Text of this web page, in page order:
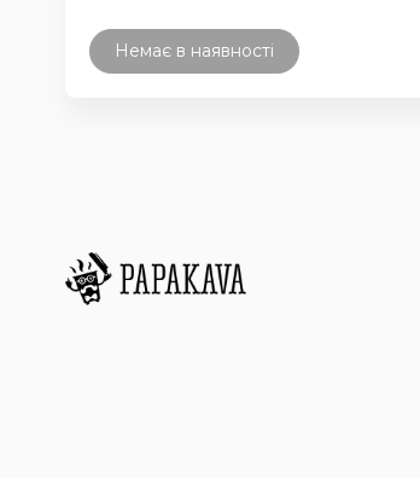
Немає в наявності